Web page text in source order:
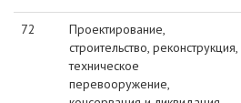
72
Проектирование,
строительство, реконструкция,
техническое
перевооружение,